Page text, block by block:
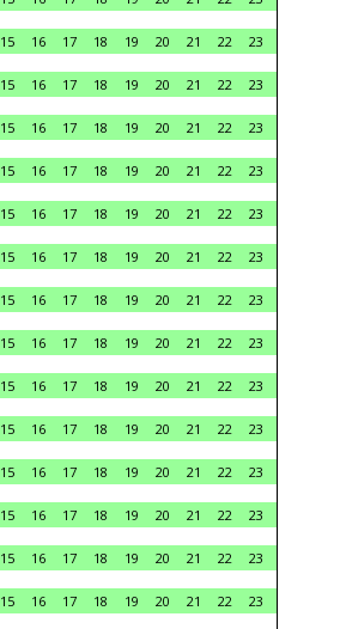
15 16 17 18 19 20 21 22
23
15 16 17 18 19 20 21 22
23
15 16 17 18 19 20 21 22
23
15 16 17 18 19 20 21 22
23
15 16 17 18 19 20 21 22
23
15 16 17 18 19 20 21 22
23
15 16 17 18 19 20 21 22
23
15 16 17 18 19 20 21 22
23
15 16 17 18 19 20 21 22
23
15 16 17 18 19 20 21 22
23
15 16 17 18 19 20 21 22
23
15 16 17 18 19 20 21 22
23
15 16 17 18 19 20 21 22
23
15 16 17 18 19 20 21 22
23